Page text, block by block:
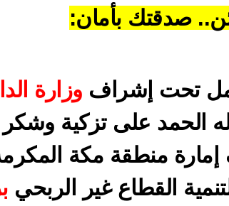
صدقتك بأمان:
تحت إشراف
الحمد على تزكية وشكر
منطقة مكة
القطاع غير الربحي